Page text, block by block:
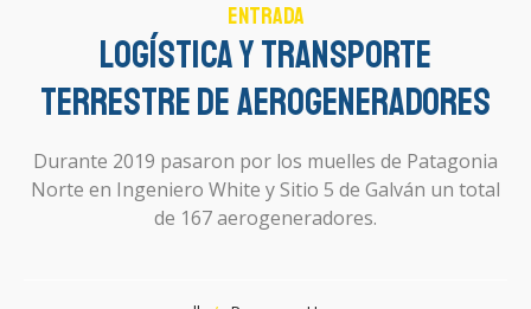
Entrada
Logística y Transporte
Terrestre de Aerogeneradores
Durante 2019 pasaron por los muelles de Patagonia
Norte en Ingeniero White y Sitio 5 de Galván un total
de 167 aerogeneradores.